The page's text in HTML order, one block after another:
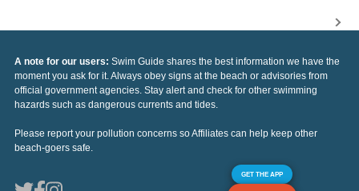
A note for our users: Swim Guide shares the best information we have the
moment you ask for it. Always obey signs at the beach or advisories from
official government agencies. Stay alert and check for other swimming
hazards such as dangerous currents and tides.
Please report your pollution concerns so Affiliates can help keep other
beach-goers safe.
GET THE APP